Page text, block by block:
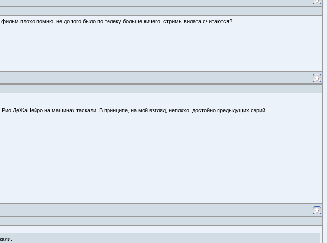
плохо помню, не до того было.по телеку больше ничего..стримы вилата считаются?
ДеЖаНейро на машинах таскали. В принципе, на мой взгляд, неплохо, достойно предыдущих серий.